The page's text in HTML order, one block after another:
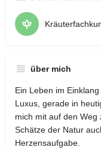
über mich
Ein Leben im
Luxus, gerade in
mich mit auf den
Schätze der Natur
Herzensaufgabe.